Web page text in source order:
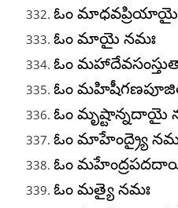
ఓం మాధవప్రియాయై
ఓం మాయై నమః
ఓం
ఓం
ఓం మృష్టాన్నదాయై
ఓం మాహేంద్ర్యై
ఓం
ఓం మత్యై నమః